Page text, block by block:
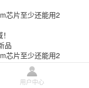
芯片至少还能用2
品
芯片至少还能用2
笔记本电脑的推
用户中心